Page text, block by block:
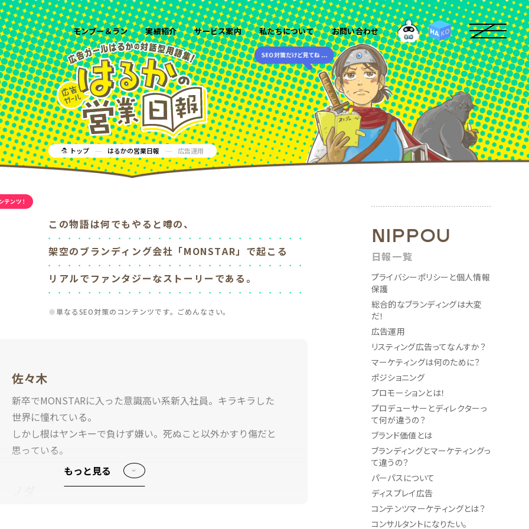
モンブー＆ラン 実績紹介 サービス案内 私たちについて お問い合わせ KO
HA
トップ はるかの営業日報 広告運用
この物語は何でもやると噂の、
架空のブランディング会社「MONSTAR」で起こる
リアルでファンタジーなストーリーである。
※単なるSEO対策のコンテンツです。ごめんなさい。
佐々木
新卒でMONSTARに入った意識高い系新入社員。キラキラした
世界に憧れている。
しかし根はヤンキーで負けず嫌い。死ぬこと以外かすり傷だと
思っている。
もっと見る
NIPPOU
日報一覧
プライバシーポリシーと個人情報
保護
総合的なブランディングは大変
だ！
広告運用
リスティング広告ってなんすか？
マーケティングは何のために？
ポジショニング
プロモーションとは！
プロデューサーとディレクターっ
て何が違うの？
ブランド価値とは
ブランディングとマーケティングっ
て違うの？
パーパスについて
ディスプレイ広告
コンテンツマーケティングとは？
コンサルタントになりたい。